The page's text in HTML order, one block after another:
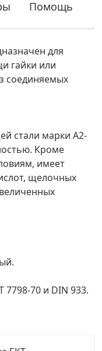
›
›
Помощь
для
гайки или
соединяемых
стали марки А2-
Кроме
имеет
щелочных
7798-70 и DIN 933.